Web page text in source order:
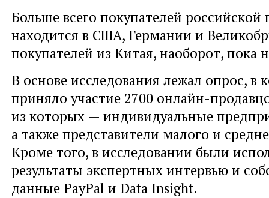
Больше всего покупателей российской
находится в США, Германии и
покупателей из Китая, наоборот, пока
В основе исследования лежал опрос, в
приняло участие 2700 онлайн-
из которых — индивидуальные
а также представители малого и
Кроме того, в исследовании были
результаты экспертных интервью и
данные PayPal и Data Insight.